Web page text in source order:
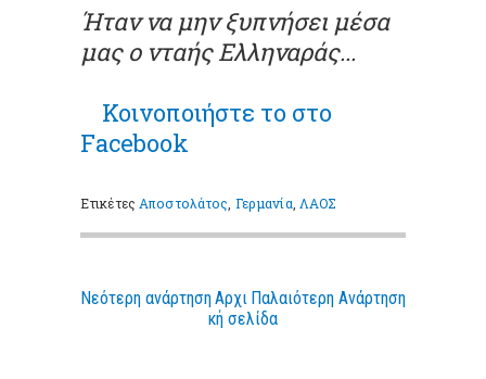
Ήταν να μην ξυπνήσει μέσα
μας ο νταήςΕλληναράς...
Κοινοποιήστε το στο
Facebook
Ετικέτες Αποστολάτος Γερμανία ΛΑΟΣ
Νεότερη ανάρτηση Παλαιότερη Ανάρτηση
Αρχι
κή σελίδα